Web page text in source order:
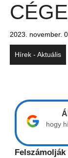
2023. november.
Hírek - Aktuális
hogy